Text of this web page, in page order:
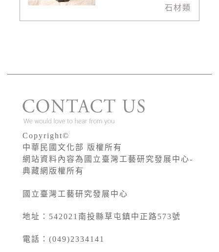
石材類
Copyright©
中華民國文化部 版權所有
網站資料內容為國立臺灣工藝研究發展中心-
典藏網版權所有
國立臺灣工藝研究發展中心
地址：542021南投縣草屯鎮中正路573號
電話：(049)2334141